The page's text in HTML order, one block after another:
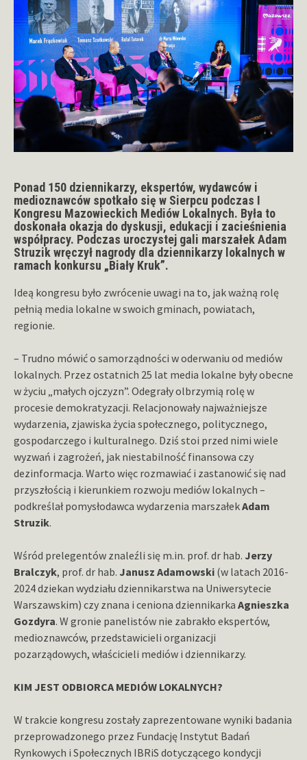
Ponad 150 dziennikarzy, ekspertów, wydawców i
medioznawców spotkało się w Sierpcu podczas I
Kongresu Mazowieckich Mediów Lokalnych. Była to
doskonała okazja do dyskusji, edukacji i zacieśnienia
współpracy. Podczas uroczystej gali marszałek Adam
Struzik wręczył nagrody dla dziennikarzy lokalnych w
ramach konkursu „Biały Kruk”.
Ideą kongresu było zwrócenie uwagi na to, jak ważną rolę
pełnią media lokalne w swoich gminach, powiatach,
regionie.
– Trudno mówić o samorządności w oderwaniu od mediów
lokalnych. Przez ostatnich 25 lat media lokalne były obecne
w życiu „małych ojczyzn”. Odegrały olbrzymią rolę w
procesie demokratyzacji. Relacjonowały najważniejsze
wydarzenia, zjawiska życia społecznego, politycznego,
gospodarczego i kulturalnego. Dziś stoi przed nimi wiele
wyzwań i zagrożeń, jak niestabilność finansowa czy
dezinformacja. Warto więc rozmawiać i zastanowić się nad
przyszłością i kierunkiem rozwoju mediów lokalnych –
podkreślał pomysłodawca wydarzenia marszałekAdam
Struzik.
Wśród prelegentów znaleźli się m.in. prof. dr hab. Jerzy
Bralczyk, prof. dr hab. Janusz Adamowski (w latach 2016-
2024 dziekan wydziału dziennikarstwa na Uniwersytecie
Warszawskim) czy znana i ceniona dziennikarka Agnieszka
Gozdyra. W gronie panelistów nie zabrakło ekspertów,
medioznawców, przedstawicieli organizacji
pozarządowych, właścicieli mediów i dziennikarzy.
KIM JEST ODBIORCA MEDIÓW LOKALNYCH?
W trakcie kongresu zostały zaprezentowane wyniki badania
przeprowadzonego przez Fundację Instytut Badań
Rynkowych i Społecznych IBRiS dotyczącego kondycji